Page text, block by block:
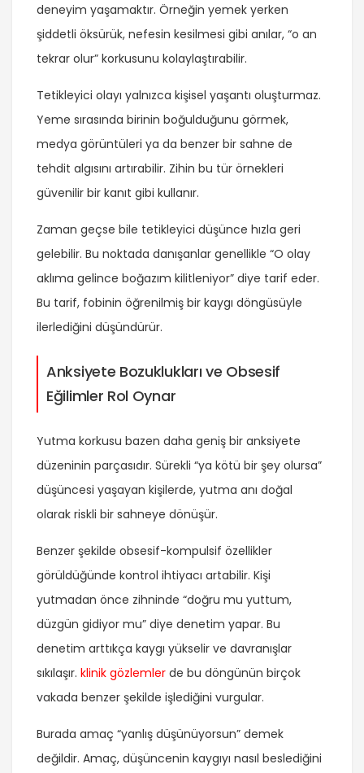
deneyim yaşamaktır. Örneğin yemek yerken
şiddetli öksürük, nefesin kesilmesi gibi anılar, “o an
tekrar olur” korkusunu kolaylaştırabilir.
Tetikleyici olayı yalnızca kişisel yaşantı oluşturmaz.
Yeme sırasında birinin boğulduğunu görmek,
medya görüntüleri ya da benzer bir sahne de
tehdit algısını artırabilir. Zihin bu tür örnekleri
güvenilir bir kanıt gibi kullanır.
Zaman geçse bile tetikleyici düşünce hızla geri
gelebilir. Bu noktada danışanlar genellikle “O olay
aklıma gelince boğazım kilitleniyor” diye tarif eder.
Bu tarif, fobinin öğrenilmiş bir kaygı döngüsüyle
ilerlediğini düşündürür.
Anksiyete Bozuklukları ve Obsesif
Eğilimler Rol Oynar
Yutma korkusu bazen daha geniş bir anksiyete
düzeninin parçasıdır. Sürekli “ya kötü bir şey olursa”
düşüncesi yaşayan kişilerde, yutma anı doğal
olarak riskli bir sahneye dönüşür.
Benzer şekilde obsesif-kompulsif özellikler
görüldüğünde kontrol ihtiyacı artabilir. Kişi
yutmadan önce zihninde “doğru mu yuttum,
düzgün gidiyor mu” diye denetim yapar. Bu
denetim arttıkça kaygı yükselir ve davranışlar
sıkılaşır. klinik gözlemler de bu döngünün birçok
vakada benzer şekilde işlediğini vurgular.
Burada amaç “yanlış düşünüyorsun” demek
değildir. Amaç, düşüncenin kaygıyı nasıl beslediğini